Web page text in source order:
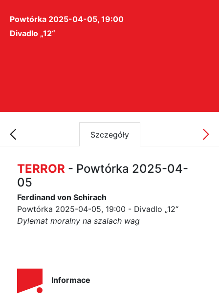
Powtórka 2025-04-05, 19:00
Divadlo „12“
Szczegóły
TERROR - Powtórka 2025-04-
05
Ferdinand von Schirach
Powtórka 2025-04-05, 19:00 - Divadlo „12“
Dylemat moralny na szalach wag
Informace